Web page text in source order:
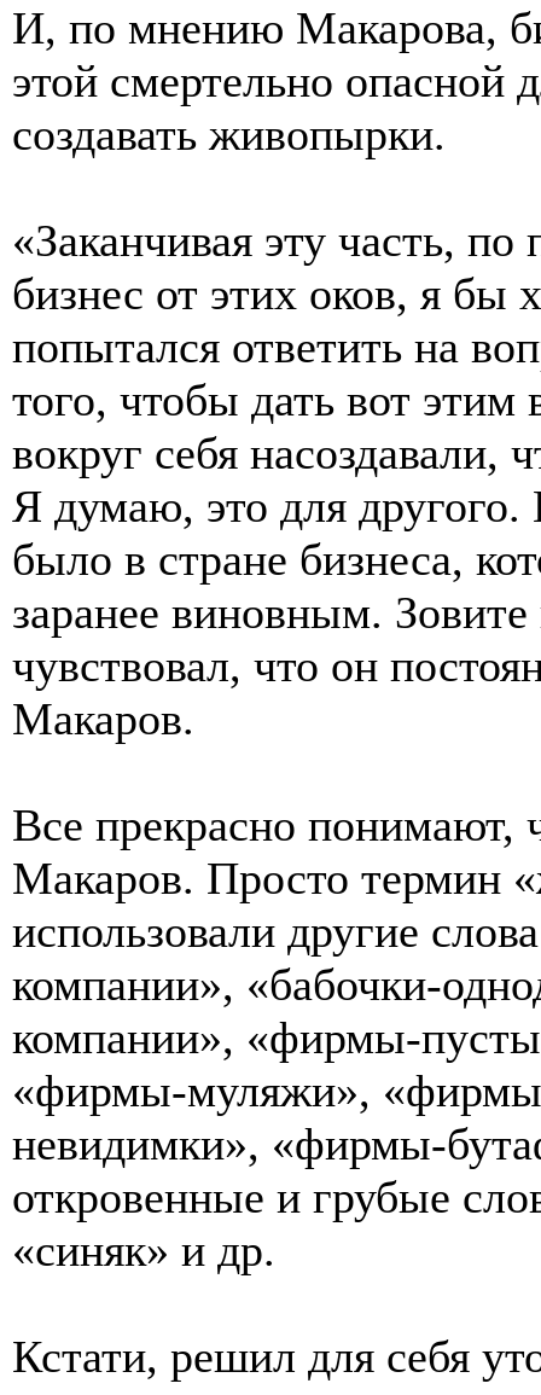
И, по мнению Макарова,
этой смертельно опасной
создавать живопырки.
«Заканчивая эту часть,
бизнес от этих оков, я бы
попытался ответить на
того, чтобы дать вот
вокруг себя
Я думаю, это для
было в стране бизнеса,
заранее виновным.
чувствовал, что он
Макаров.
Все прекрасно понимают,
Макаров. Просто термин
использовали другие
компании», «бабочки-
компании», «фирмы-
«фирмы-муляжи»,
невидимки», «фирмы-
откровенные и грубые
«синяк» и др.
Кстати, решил для себя